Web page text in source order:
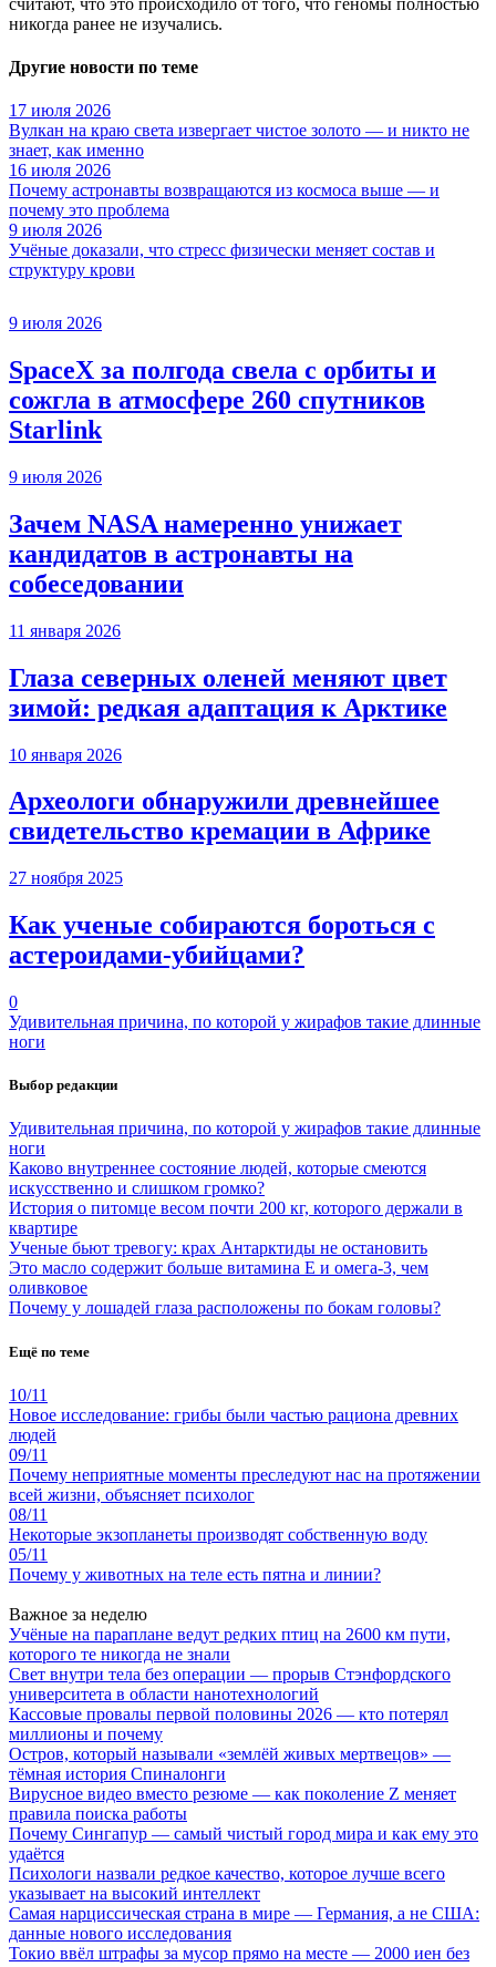
никогда ранее не изучались.
Другие новости по теме
17 июля 2026
Вулкан на краю света извергает чистое золото — и никто не
знает, как именно
16 июля 2026
Почему астронавты возвращаются из космоса выше — и
почему это проблема
9 июля 2026
Учёные доказали, что стресс физически меняет состав и
структуру крови
9 июля 2026
SpaceX за полгода свела с орбиты и
сожгла в атмосфере 260 спутников
Starlink
9 июля 2026
Зачем NASA намеренно унижает
кандидатов в астронавты на
собеседовании
11 января 2026
Глаза северных оленей меняют цвет
зимой: редкая адаптация к Арктике
10 января 2026
Археологи обнаружили древнейшее
свидетельство кремации в Африке
27 ноября 2025
Как ученые собираются бороться с
астероидами-убийцами?
0
Удивительная причина, по которой у жирафов такие длинные
ноги
Выбор редакции
Удивительная причина, по которой у жирафов такие длинные
ноги
Каково внутреннее состояние людей, которые смеются
искусственно и слишком громко?
История о питомце весом почти 200 кг, которого держали в
квартире
Ученые бьют тревогу: крах Антарктиды не остановить
Это масло содержит больше витамина Е и омега-3, чем
оливковое
Почему у лошадей глаза расположены по бокам головы?
Ещё по теме
10/11
Новое исследование: грибы были частью рациона древних
людей
09/11
Почему неприятные моменты преследуют нас на протяжении
всей жизни, объясняет психолог
08/11
Некоторые экзопланеты производят собственную воду
05/11
Почему у животных на теле есть пятна и линии?
Важное за неделю
Учёные на параплане ведут редких птиц на 2600 км пути,
которого те никогда не знали
Свет внутри тела без операции — прорыв Стэнфордского
университета в области нанотехнологий
Кассовые провалы первой половины 2026 — кто потерял
миллионы и почему
Остров, который называли «землёй живых мертвецов» —
тёмная история Спиналонги
Вирусное видео вместо резюме — как поколение Z меняет
правила поиска работы
Почему Сингапур — самый чистый город мира и как ему это
удаётся
Психологи назвали редкое качество, которое лучше всего
указывает на высокий интеллект
Самая нарциссическая страна в мире — Германия, а не США:
данные нового исследования
Токио ввёл штрафы за мусор прямо на месте — 2000 иен без